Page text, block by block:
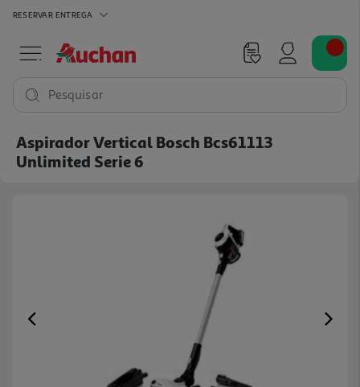
RESERVAR ENTREGA
Pesquisar
Aspirador Vertical Bosch Bcs61113
Unlimited Serie 6
Previous